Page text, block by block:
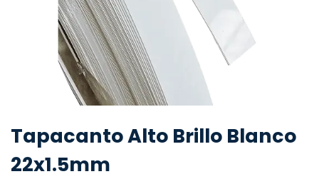
Tapacanto Alto Brillo Blanco
22x1.5mm